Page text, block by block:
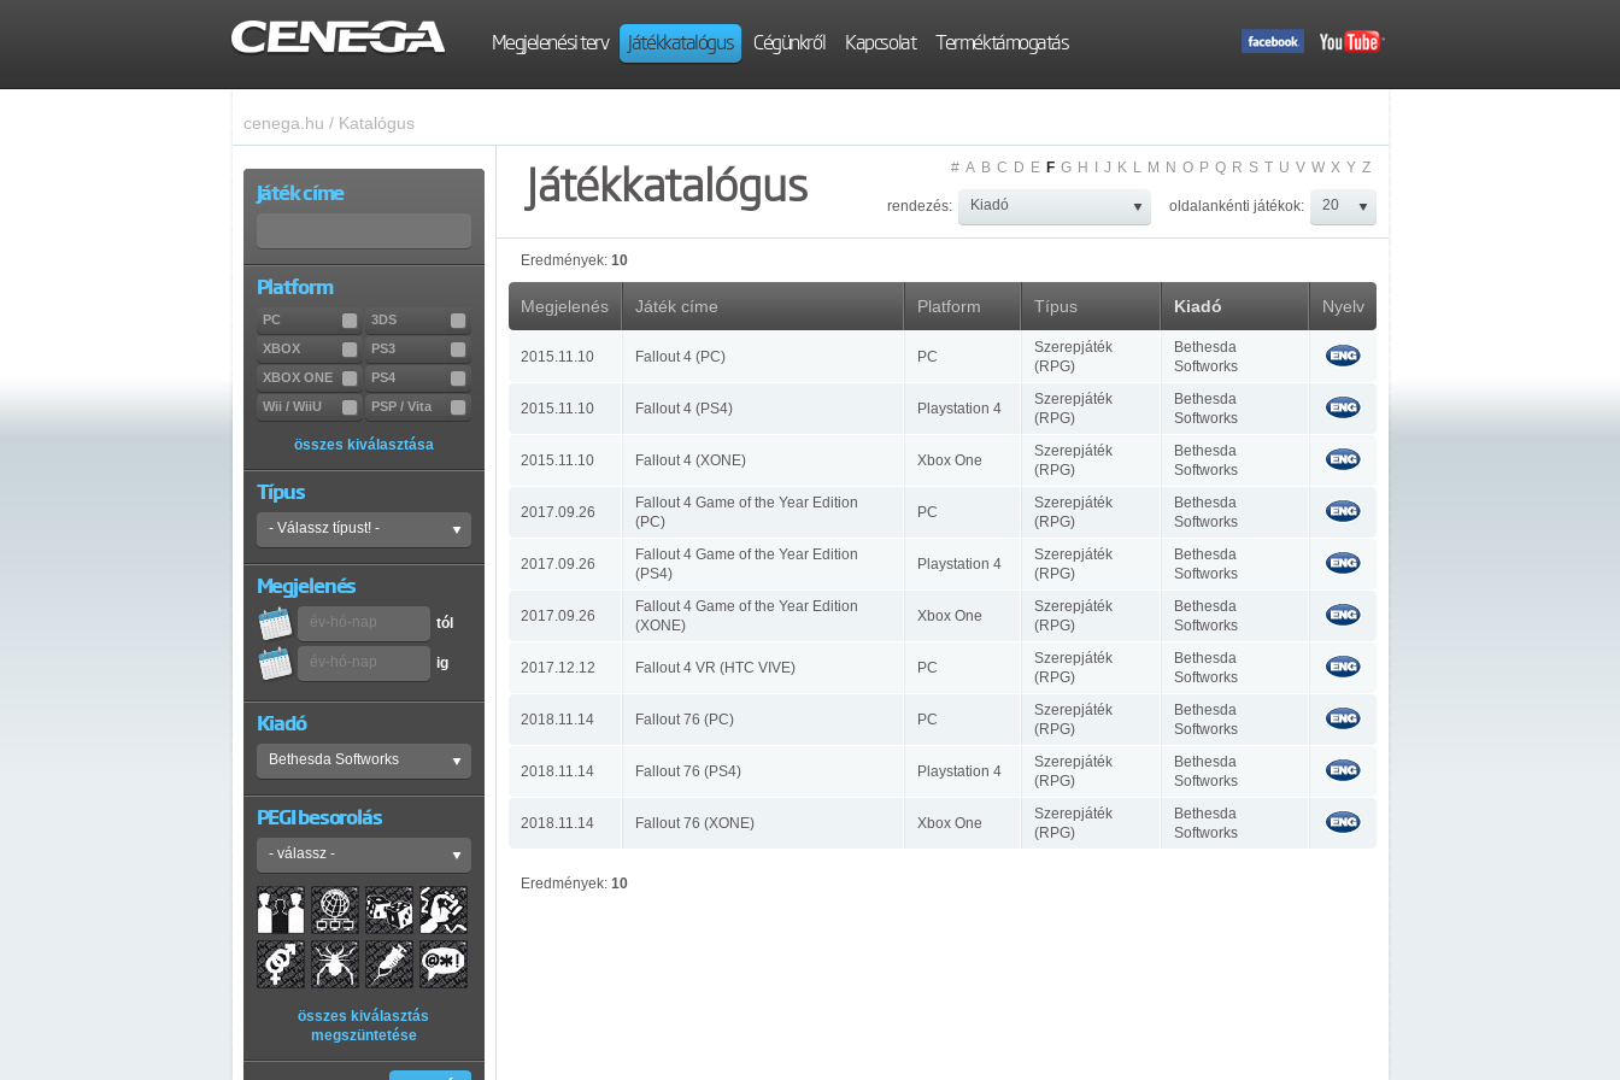
Megjelenési terv Játékkatalógus Cégünkről Kapcsolat Terméktámogatás
cenega.hu / Katalógus
Játék címe
Platform
PC
3DS
XBOX
PS3
XBOX ONE
PS4
Wii / WiiU
PSP / Vita
összes kiválasztása
Típus
Megjelenés
tól
ig
Kiadó
PEGI besorolás
összes kiválasztás
megszüntetése
Játékkatalógus # A B C D E F G H J K L M N O P Q R S T U V W X Y Z
rendezés: oldalankénti játékok:
Eredmények: 10
Megjelenés Játék címe Platform Típus Kiadó Nyelv
2015.11.10 Fallout 4 (PC) PC
Szerepjáték
(RPG)
Bethesda
Softworks
2015.11.10 Fallout 4 (PS4) Playstation 4
Szerepjáték
(RPG)
Bethesda
Softworks
2015.11.10 Fallout 4 (XONE) Xbox One
Szerepjáték
(RPG)
Bethesda
Softworks
2017.09.26
Fallout 4 Game of the Year Edition
(PC)
PC
Szerepjáték
(RPG)
Bethesda
Softworks
2017.09.26
Fallout 4 Game of the Year Edition
(PS4)
Playstation 4
Szerepjáték
(RPG)
Bethesda
Softworks
2017.09.26
Fallout 4 Game of the Year Edition
(XONE)
Xbox One
Szerepjáték
(RPG)
Bethesda
Softworks
2017.12.12 Fallout 4 VR (HTC VIVE) PC
Szerepjáték
(RPG)
Bethesda
Softworks
2018.11.14 Fallout 76 (PC) PC
Szerepjáték
(RPG)
Bethesda
Softworks
2018.11.14 Fallout 76 (PS4) Playstation 4
Szerepjáték
(RPG)
Bethesda
Softworks
2018.11.14 Fallout 76 (XONE) Xbox One
Szerepjáték
(RPG)
Bethesda
Softworks
Eredmények: 10